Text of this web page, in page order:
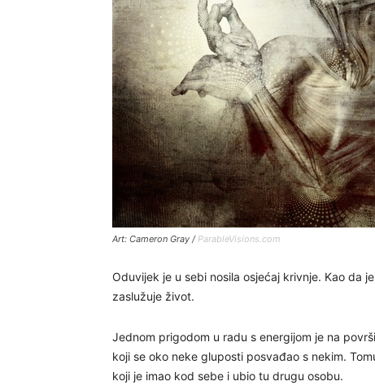
Art: Cameron Gray /ParableVisions.com
Oduvijek je u sebi nosila osjećaj krivnje. Kao da
zaslužuje život.
Jednom prigodom u radu s energijom je na
koji se oko neke gluposti posvađao s nekim.
koji je imao kod sebe i ubio tu drugu osobu.